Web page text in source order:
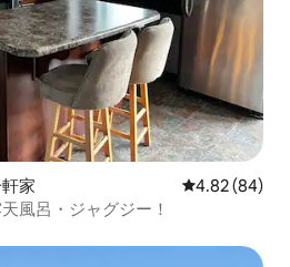
家 レビュー84
4.82 (84)
風呂・ジャグジー！